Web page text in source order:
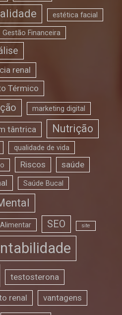
estética facial
Gestão Financeira
renal
Térmico
marketing digital
tântrica Nutrição
qualidade de vida
Riscos
saúde
Saúde Bucal
SEO site
testosterona
renal
vantagens